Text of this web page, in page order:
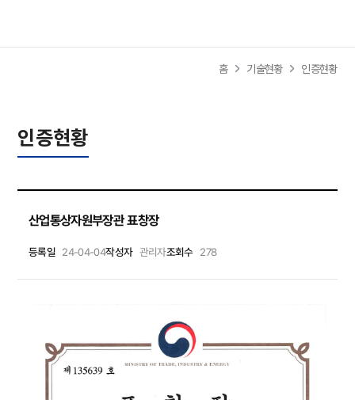
홈 기술현황 인증현황
인증현황
산업통상자원부장관 표창장
등록일 24-04-04작성자 관리자조회수 278